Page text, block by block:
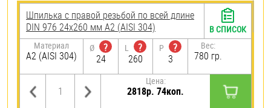
Шпилька с правой резьбой по всей длине
DIN 976 24х260 мм А2 (AISI 304)
Материал
А2 (AISI 304)
Ø
?
24
L
?
260
P
?
3
Вес:
780 гр.
Цена:
2818р. 74коп.
В СПИСОК